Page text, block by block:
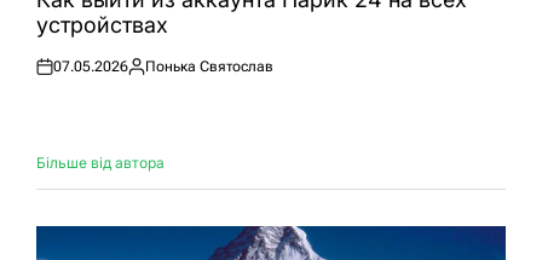
устройствах
Оприлюднено
07.05.2026
Опубліковано
Понька Святослав
Більше від автора